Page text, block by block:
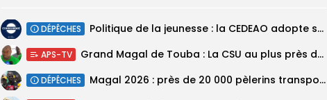
DÉPÊCHES Politique de la jeunesse : la CEDEAO adopte son plan d’actions stratégiques...
APS-TV Grand Magal de Touba : La CSU au plus près des pèlerins
DÉPÊCHES Magal 2026 : près de 20 000 pèlerins transportés vers Touba en...